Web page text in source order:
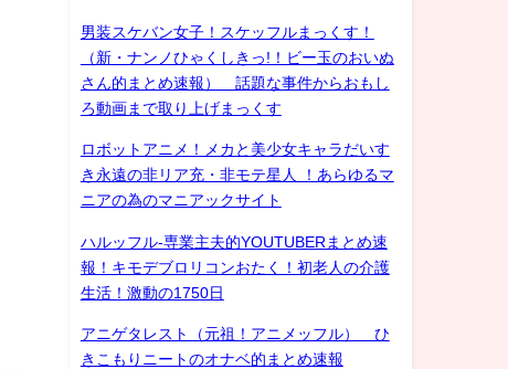
男装スケバン女子！スケッフルまっくす！
（新・ナンノひゃくしきっ!！ビー玉のおいぬ
さん的まとめ速報） 話題な事件からおもし
ろ動画まで取り上げまっくす
ロボットアニメ！メカと美少女キャラだいす
き永遠の非リア充・非モテ星人 ！あらゆるマ
ニアの為のマニアックサイト
ハルッフル-専業主夫的YOUTUBERまとめ速
報！キモデブロリコンおたく！初老人の介護
生活！激動の1750日
アニゲタレスト（元祖！アニメッフル） ひ
きこもりニートのオナベ的まとめ速報